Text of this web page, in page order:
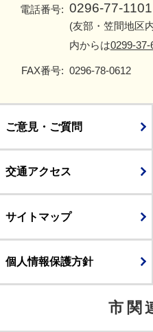
電話番号: 0296-77-1101
(友部・笠間地区
内からは0299-37-
FAX番号: 0296-78-0612
ご意見・ご質問
交通アクセス
サイトマップ
個人情報保護方針
市関